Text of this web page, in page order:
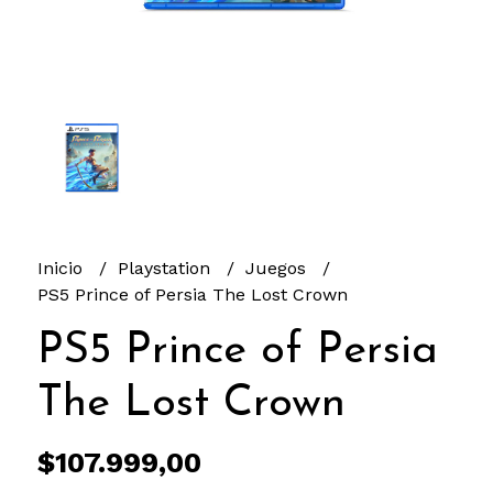
Inicio Playstation
Juegos
PS5 Prince of Persia The Lost Crown
PS5 Prince of Persia
The Lost Crown
$107.999,00